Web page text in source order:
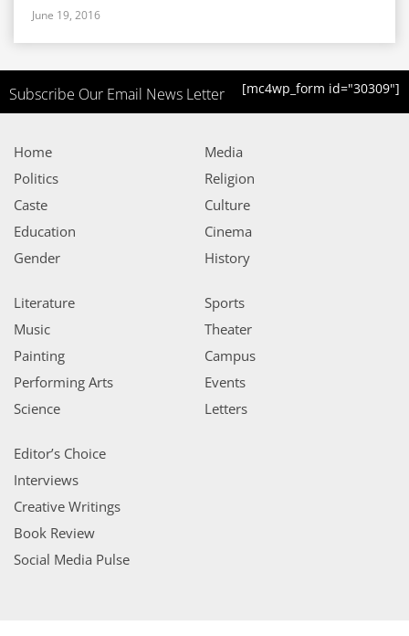
June 19, 2016
Subscribe Our Email News Letter [mc4wp_form id="30309"]
Home
Politics
Caste
Education
Gender
Media
Religion
Culture
Cinema
History
Literature
Music
Painting
Performing Arts
Science
Sports
Theater
Campus
Events
Letters
Editor’s Choice
Interviews
Creative Writings
Book Review
Social Media Pulse